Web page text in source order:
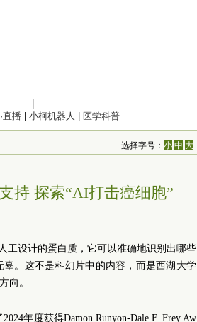
直播 小柯机器人 医学科普
选择字号：小 中 大
持 探索“AI打击癌细胞”
工设计的蛋白质，它可以准确地识别出哪些
。这不是科幻片中的内容，而是西湖大学
向。
年度获得Damon Runyon-Dale F. Frey Aw